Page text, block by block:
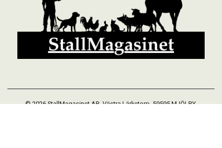
© 2026 StallMagasinet AB, Västra Lärketorp, 59595 MJÖLBY,